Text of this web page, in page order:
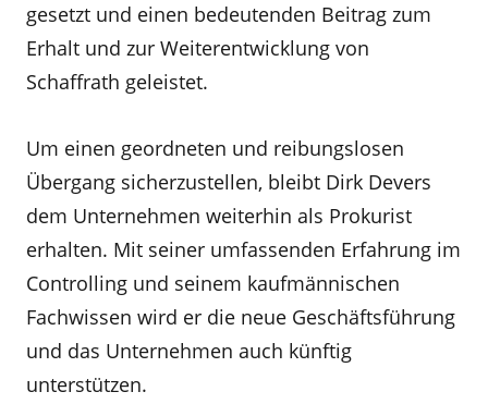
gesetzt und einen bedeutenden Beitrag zum
Erhalt und zur Weiterentwicklung von
Schaffrath geleistet.
Um einen geordneten und reibungslosen
Übergang sicherzustellen, bleibt Dirk Devers
dem Unternehmen weiterhin als Prokurist
erhalten. Mit seiner umfassenden Erfahrung im
Controlling und seinem kaufmännischen
Fachwissen wird er die neue Geschäftsführung
und das Unternehmen auch künftig
unterstützen.